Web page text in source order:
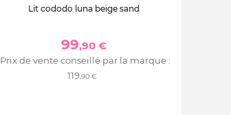
Lit cododo luna beige sand
99,90 €
Prix de vente conseillé par la marque :
119,90 €